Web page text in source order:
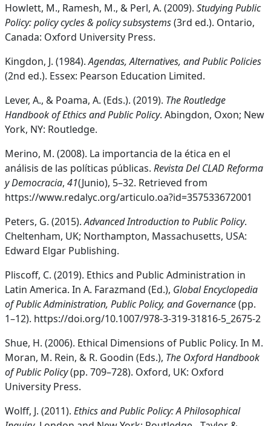
Howlett, M., Ramesh, M., & Perl, A. (2009). Studying Public
Policy: policy cycles & policy subsystems(3rd ed.). Ontario,
Canada: Oxford University Press.
Kingdon, J. (1984).Agendas, Alternatives, and Public Policies
(2nd ed.). Essex: Pearson Education Limited.
Lever, A., & Poama, A. (Eds.). (2019). The Routledge
Handbook of Ethics and Public Policy. Abingdon, Oxon; New
York, NY: Routledge.
Merino, M. (2008). La importancia de la ética en el
análisis de las políticas públicas. Revista Del CLAD Reforma
y Democracia, 41(Junio), 5–32. Retrieved from
https://www.redalyc.org/articulo.oa?id=357533672001
Peters, G. (2015).Advanced Introduction to Public Policy.
Cheltenham, UK; Northampton, Massachusetts, USA:
Edward Elgar Publishing.
Pliscoff, C. (2019). Ethics and Public Administration in
Latin America. In A. Farazmand (Ed.), Global Encyclopedia
of Public Administration, Public Policy, and Governance(pp.
1–12). https://doi.org/10.1007/978-3-319-31816-5_2675-2
Shue, H. (2006). Ethical Dimensions of Public Policy. In M.
Moran, M. Rein, & R. Goodin (Eds.), The Oxford Handbook
of Public Policy(pp. 709–728). Oxford, UK: Oxford
University Press.
Wolff, J. (2011). Ethics and Public Policy: A Philosophical